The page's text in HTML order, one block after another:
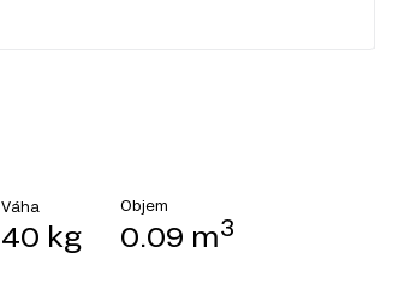
Váha
40 kg
Objem
0.09 m3